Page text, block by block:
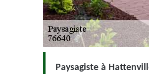
Paysagiste à